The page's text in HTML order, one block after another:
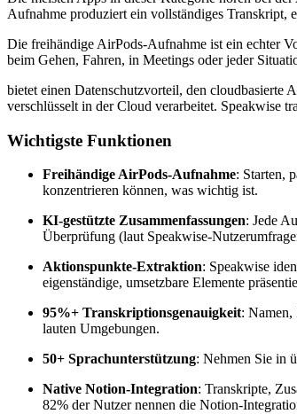
Aufnahme produziert ein vollständiges Transkript,
Die freihändige AirPods-Aufnahme ist ein echter
beim Gehen, Fahren, in Meetings oder jeder
bietet einen Datenschutzvorteil, den cloudbasierte
verschlüsselt in der Cloud verarbeitet. Speakwise
Wichtigste Funktionen
Freihändige AirPods-Aufnahme: Starten,
konzentrieren können, was wichtig ist.
KI-gestützte Zusammenfassungen: Jede
Überprüfung (laut Speakwise-
Aktionspunkte-Extraktion: Speakwise
eigenständige, umsetzbare Elemente
95%+ Transkriptionsgenauigkeit: Namen,
lauten Umgebungen.
50+ Sprachunterstützung: Nehmen Sie in
Native Notion-Integration: Transkripte,
82% der Nutzer nennen die Notion-